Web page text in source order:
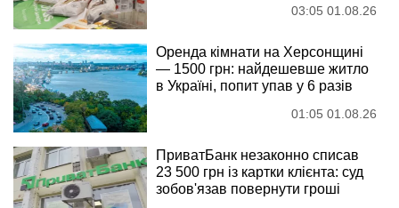
03:05 01.08.26
Оренда кімнати на Херсонщині
— 1500 грн: найдешевше житло
в Україні, попит упав у 6 разів
01:05 01.08.26
ПриватБанк незаконно списав
23 500 грн із картки клієнта: суд
зобов'язав повернути гроші